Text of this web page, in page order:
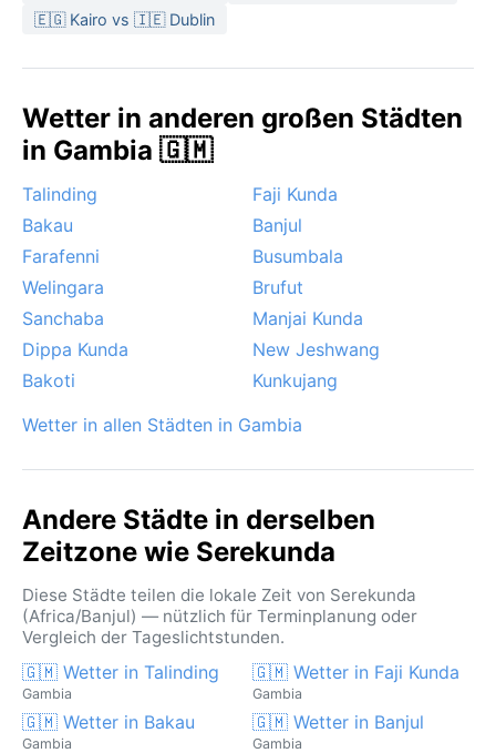
🇪🇬 Kairo vs 🇮🇪 Dublin
Wetter in anderen großen Städten
in Gambia 🇬🇲
Talinding
Faji Kunda
Bakau
Banjul
Farafenni
Busumbala
Welingara
Brufut
Sanchaba
Manjai Kunda
Dippa Kunda
New Jeshwang
Bakoti
Kunkujang
Wetter in allen Städten in Gambia
Andere Städte in derselben
Zeitzone wie Serekunda
Diese Städte teilen die lokale Zeit von Serekunda
(Africa/Banjul) — nützlich für Terminplanung oder
Vergleich der Tageslichtstunden.
🇬🇲 Wetter in Talinding
Gambia
🇬🇲 Wetter in Faji Kunda
Gambia
🇬🇲 Wetter in Bakau
Gambia
🇬🇲 Wetter in Banjul
Gambia